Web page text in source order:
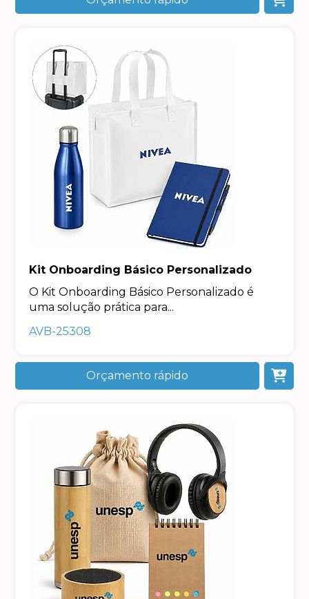
Kit Onboarding Básico Personalizado
O Kit Onboarding Básico Personalizado é
uma solução prática para...
AVB-25308
Orçamento rápido